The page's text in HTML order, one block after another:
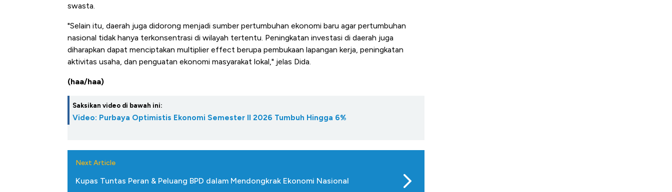
swasta.
"Selain itu, daerah juga didorong menjadi sumber pertumbuhan ekonomi baru agar pertumbuhan
nasional tidak hanya terkonsentrasi di wilayah tertentu. Peningkatan investasi di daerah juga
diharapkan dapat menciptakan multiplier effect berupa pembukaan lapangan kerja, peningkatan
aktivitas usaha, dan penguatan ekonomi masyarakat lokal," jelas Dida.
(haa/haa)
Saksikan video di bawah ini:
Video: Purbaya Optimistis Ekonomi Semester II 2026 Tumbuh Hingga 6%
Next Article
Kupas Tuntas Peran & Peluang BPD dalam Mendongkrak Ekonomi Nasional